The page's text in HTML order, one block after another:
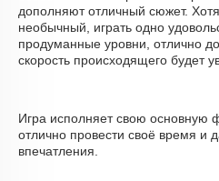
дополняют отличный сюжет.
необычный, играть одно
продуманные уровни, отлично
скорость происходящего будет
Игра исполняет свою основную
отлично провести своё время и
впечатления.